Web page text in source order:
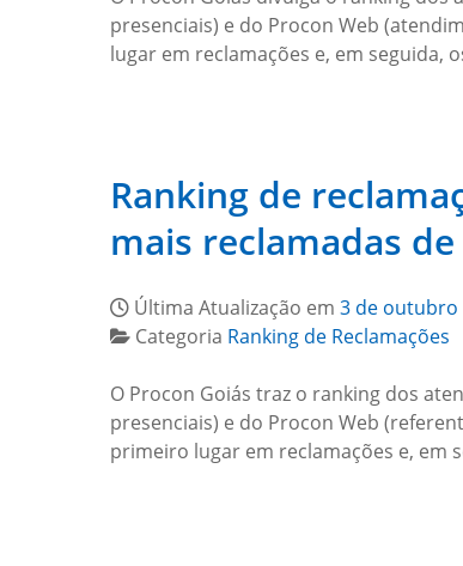
presenciais) e do Procon Web
lugar em reclamações e, em seguida,
Ranking de
mais reclamadas
Última Atualização em 3 de outubro
Categoria Ranking de Reclamações
O Procon Goiás traz o ranking dos
presenciais) e do Procon Web
primeiro lugar em reclamações e, em